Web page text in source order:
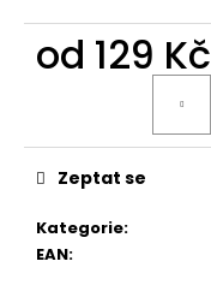
od 129 Kč
Kategorie:
EAN:
Zeptat se